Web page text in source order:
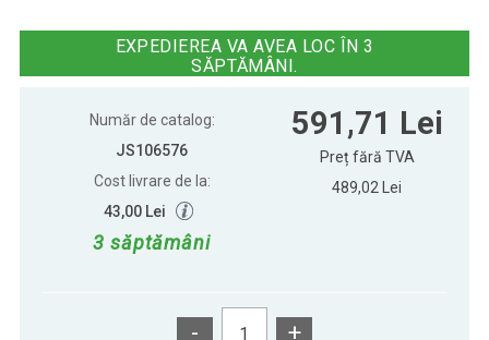
LEGO, depozitare, gri
scaune și plăci multifuncț
549,22 Lei
EXPEDIEREA VA AVEA LOC ÎN 3
SĂPTĂMÂNI.
Număr de catalog:
JS106576
Cost livrare de la:
43,00 Lei
3 săptămâni
591,71 Lei
Preț fără TVA
489,02 Lei
- +